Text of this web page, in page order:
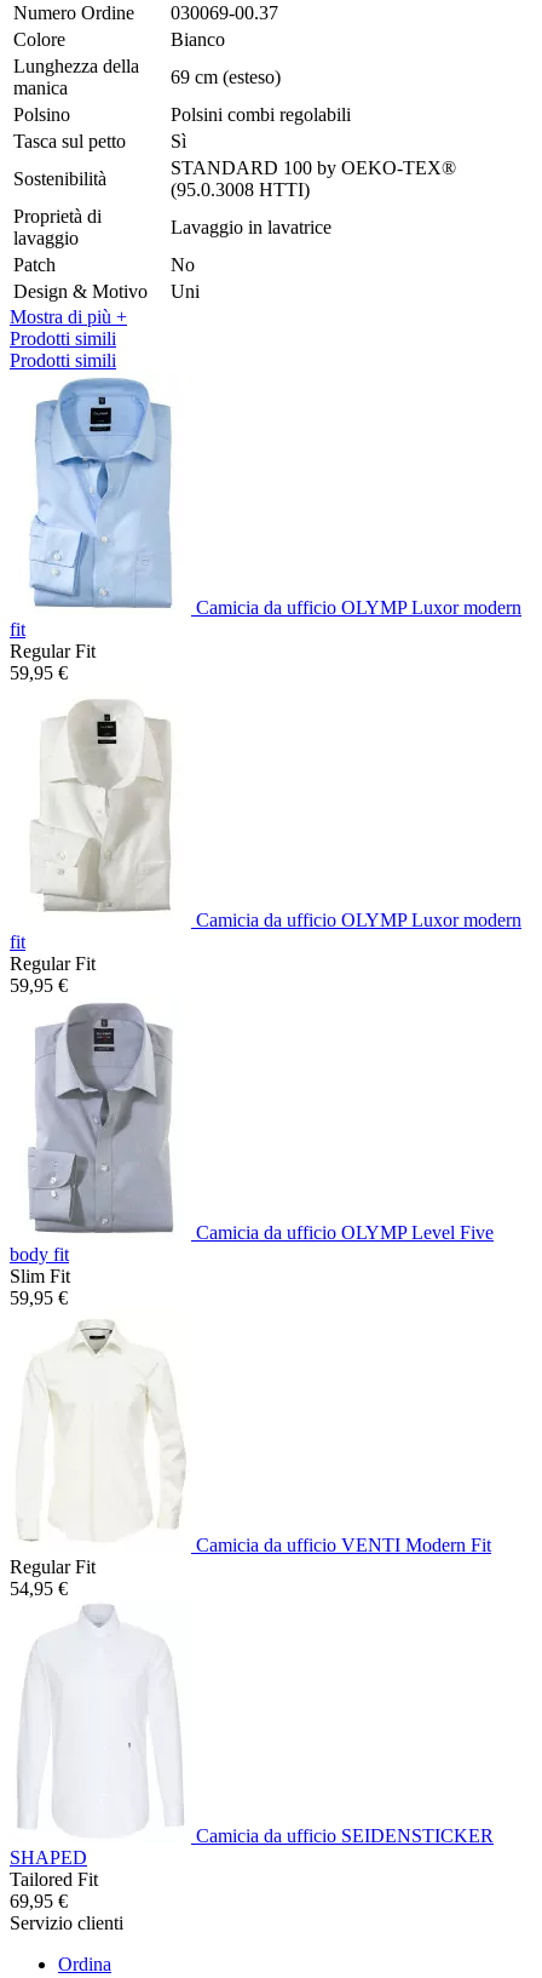
Numero Ordine
030069-00.37
Colore
Bianco
Lunghezza della
manica
69 cm (esteso)
Polsino
Polsini combi regolabili
Tasca sul petto
Sì
Sostenibilità
STANDARD 100 by OEKO-TEX®
(95.0.3008 HTTI)
Proprietà di
lavaggio
Lavaggio in lavatrice
Patch
No
Design & Motivo
Uni
Mostra di più +
Prodotti simili
Prodotti simili
Camicia da ufficio OLYMP Luxor modern
fit
Regular Fit
59,95 €
Camicia da ufficio OLYMP Luxor modern
fit
Regular Fit
59,95 €
Camicia da ufficio OLYMP Level Five
body fit
Slim Fit
59,95 €
Camicia da ufficio VENTI Modern Fit
Regular Fit
54,95 €
Camicia da ufficio SEIDENSTICKER
SHAPED
Tailored Fit
69,95 €
Servizio clienti
Ordina